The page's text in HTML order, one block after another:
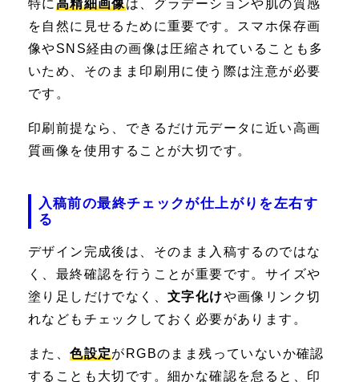
特に 高精細画像は、グラデーションや肌の質感
を自然に見せるために重要です。スマホ保存画
像やSNS経由の画像は圧縮されていることも多
いため、そのまま印刷用に使う際は注意が必要
です。
印刷前提なら、できるだけ元データに近い高画
質画像を使用することが大切です。
入稿前の最終チェックが仕上がりを左右す
る
デザイン完成後は、そのまま入稿するのではな
く、最終確認を行うことが重要です。サイズや
塗り足しだけでなく、 文字化けや画像リンク切
れなどもチェックしておく必要があります。
また、色設定がRGBのまま残っていないか確認
することも大切です。細かな確認を怠ると、印